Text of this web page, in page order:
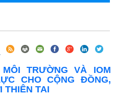
TRƯỜNG VÀ IOM
CHO CỘNG ĐỒNG,
THIÊN TAI